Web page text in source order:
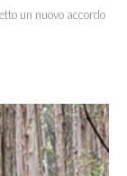
un nuovo accordo